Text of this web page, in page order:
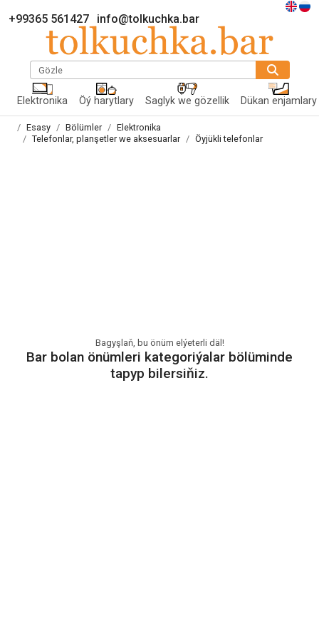
+99365 561427 info@tolkuchka.bar
Gözle
Elektronika Öý harytlary Saglyk we gözellik Dükan enjamlary
Esasy Bölümler
Elektronika
Telefonlar, planşetler we aksesuarlar
Öyjükli telefonlar
Bagyşlaň, bu önüm elýeterli däl!
Bar bolan önümleri kategoriýalar bölüminde
tapyp bilersiňiz.